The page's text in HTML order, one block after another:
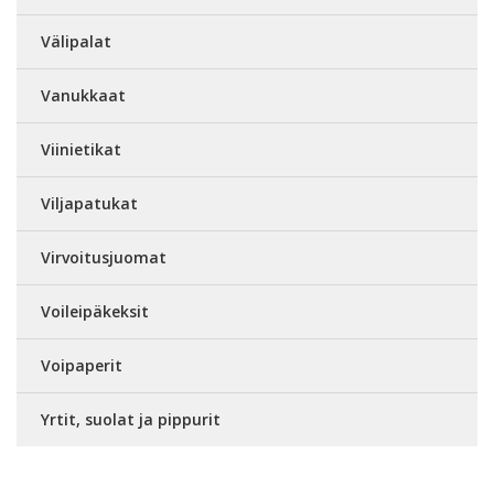
Välipalat
Vanukkaat
Viinietikat
Viljapatukat
Virvoitusjuomat
Voileipäkeksit
Voipaperit
Yrtit, suolat ja pippurit